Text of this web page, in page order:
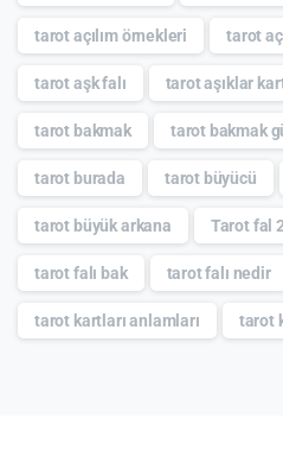
tarot açılım örnekleri tarot
tarot aşk falı tarot aşıklar
tarot bakmak tarot bakmak
tarot burada tarot büyücü
tarot büyük arkana Tarot fal
tarot falı bak tarot falı nedir
tarot kartları anlamları tarot